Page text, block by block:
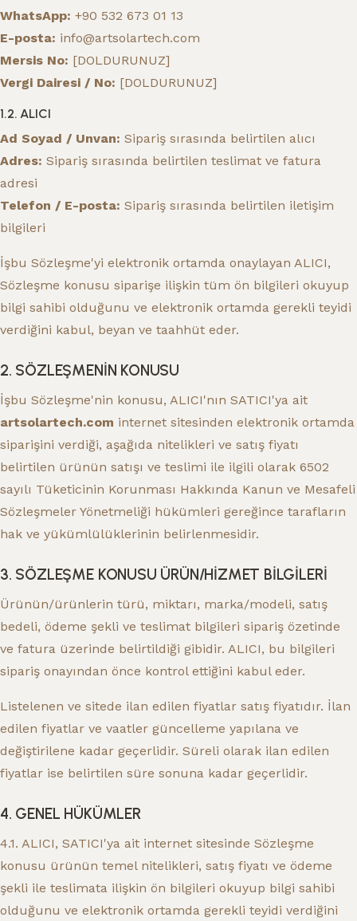
WhatsApp: +90 532 673 01 13
E-posta: info@artsolartech.com
Mersis No: [DOLDURUNUZ]
Vergi Dairesi / No: [DOLDURUNUZ]
1.2. ALICI
Ad Soyad / Unvan: Sipariş sırasında belirtilen alıcı
Adres: Sipariş sırasında belirtilen teslimat ve fatura
adresi
Telefon / E-posta: Sipariş sırasında belirtilen iletişim
bilgileri
İşbu Sözleşme'yi elektronik ortamda onaylayan ALICI,
Sözleşme konusu siparişe ilişkin tüm ön bilgileri okuyup
bilgi sahibi olduğunu ve elektronik ortamda gerekli teyidi
verdiğini kabul, beyan ve taahhüt eder.
2. SÖZLEŞMENİN KONUSU
İşbu Sözleşme'nin konusu, ALICI'nın SATICI'ya ait
artsolartech.com internet sitesinden elektronik ortamda
siparişini verdiği, aşağıda nitelikleri ve satış fiyatı
belirtilen ürünün satışı ve teslimi ile ilgili olarak 6502
sayılı Tüketicinin Korunması Hakkında Kanun ve Mesafeli
Sözleşmeler Yönetmeliği hükümleri gereğince tarafların
hak ve yükümlülüklerinin belirlenmesidir.
3. SÖZLEŞME KONUSU ÜRÜN/HİZMET BİLGİLERİ
Ürünün/ürünlerin türü, miktarı, marka/modeli, satış
bedeli, ödeme şekli ve teslimat bilgileri sipariş özetinde
ve fatura üzerinde belirtildiği gibidir. ALICI, bu bilgileri
sipariş onayından önce kontrol ettiğini kabul eder.
Listelenen ve sitede ilan edilen fiyatlar satış fiyatıdır. İlan
edilen fiyatlar ve vaatler güncelleme yapılana ve
değiştirilene kadar geçerlidir. Süreli olarak ilan edilen
fiyatlar ise belirtilen süre sonuna kadar geçerlidir.
4. GENEL HÜKÜMLER
4.1. ALICI, SATICI'ya ait internet sitesinde Sözleşme
konusu ürünün temel nitelikleri, satış fiyatı ve ödeme
şekli ile teslimata ilişkin ön bilgileri okuyup bilgi sahibi
olduğunu ve elektronik ortamda gerekli teyidi verdiğini